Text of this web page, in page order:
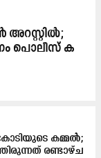
പൊ​ലീ​സ് ക​
കമ്മല്‍;
രണ്ടാഴ്ച